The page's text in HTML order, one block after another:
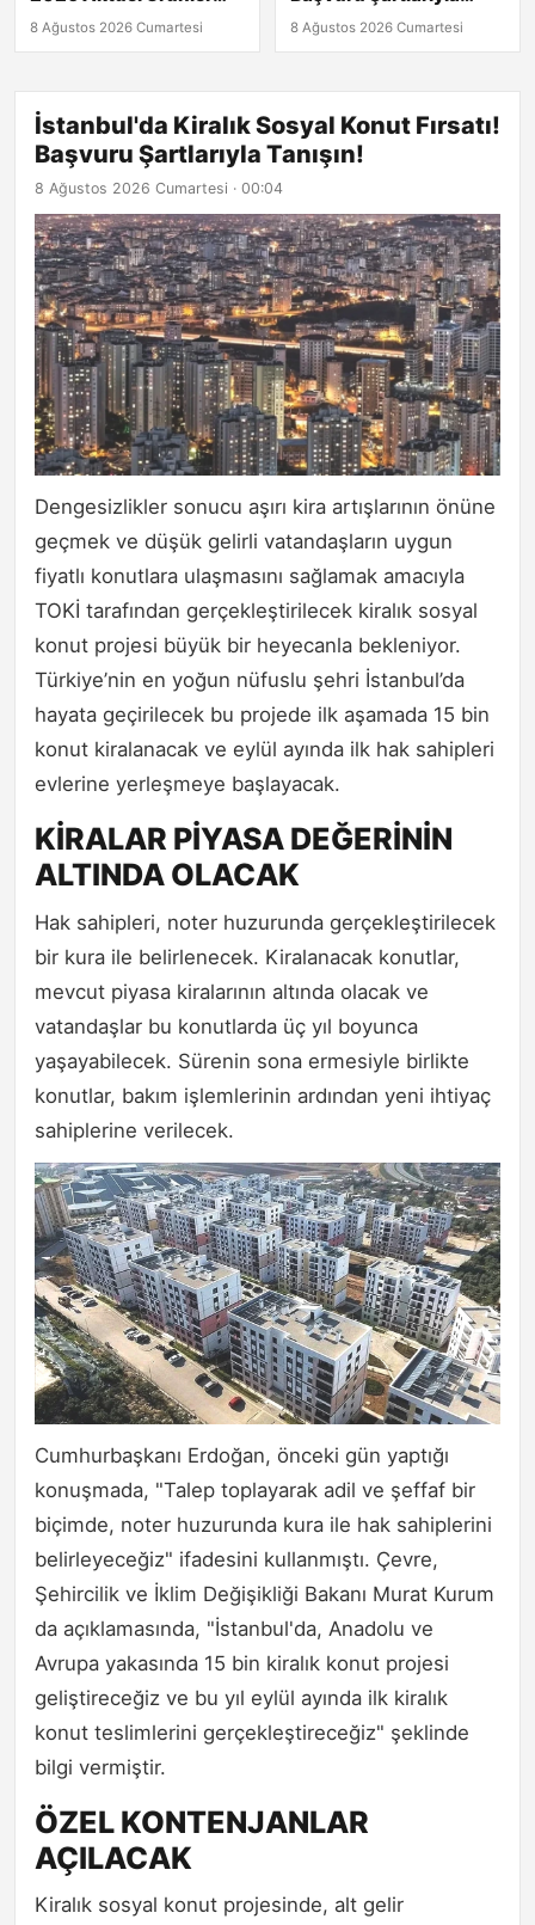
Listesiyle Karşınızda!
8 Ağustos 2026 Cumartesi
Tanışın!
8 Ağustos 2026 Cumartesi
İstanbul'da Kiralık Sosyal Konut Fırsatı!
Başvuru Şartlarıyla Tanışın!
8 Ağustos 2026 Cumartesi · 00:04
Dengesizlikler sonucu aşırı kira artışlarının önüne
geçmek ve düşük gelirli vatandaşların uygun
fiyatlı konutlara ulaşmasını sağlamak amacıyla
TOKİ tarafından gerçekleştirilecek kiralık sosyal
konut projesi büyük bir heyecanla bekleniyor.
Türkiye’nin en yoğun nüfuslu şehri İstanbul’da
hayata geçirilecek bu projede ilk aşamada 15 bin
konut kiralanacak ve eylül ayında ilk hak sahipleri
evlerine yerleşmeye başlayacak.
KİRALAR PİYASA DEĞERİNİN
ALTINDA OLACAK
Hak sahipleri, noter huzurunda gerçekleştirilecek
bir kura ile belirlenecek. Kiralanacak konutlar,
mevcut piyasa kiralarının altında olacak ve
vatandaşlar bu konutlarda üç yıl boyunca
yaşayabilecek. Sürenin sona ermesiyle birlikte
konutlar, bakım işlemlerinin ardından yeni ihtiyaç
sahiplerine verilecek.
Cumhurbaşkanı Erdoğan, önceki gün yaptığı
konuşmada, "Talep toplayarak adil ve şeffaf bir
biçimde, noter huzurunda kura ile hak sahiplerini
belirleyeceğiz" ifadesini kullanmıştı. Çevre,
Şehircilik ve İklim Değişikliği Bakanı Murat Kurum
da açıklamasında, "İstanbul'da, Anadolu ve
Avrupa yakasında 15 bin kiralık konut projesi
geliştireceğiz ve bu yıl eylül ayında ilk kiralık
konut teslimlerini gerçekleştireceğiz" şeklinde
bilgi vermiştir.
ÖZEL KONTENJANLAR
AÇILACAK
Kiralık sosyal konut projesinde, alt gelir